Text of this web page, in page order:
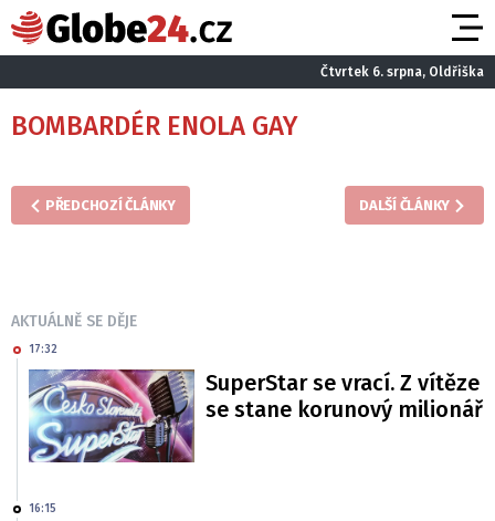
Čtvrtek 6. srpna, Oldřiška
BOMBARDÉR ENOLA GAY
PŘEDCHOZÍ ČLÁNKY DALŠÍ ČLÁNKY
AKTUÁLNĚ SE DĚJE
17:32
SuperStar se vrací. Z vítěze
se stane korunový milionář
16:15